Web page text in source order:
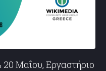
Μαΐου, Εργαστήριο